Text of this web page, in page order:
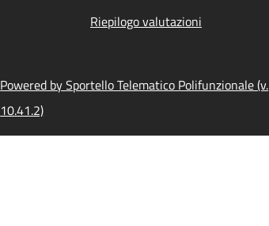
Riepilogo valutazioni
Powered by Sportello Telematico Polifunzionale (v.
10.41.2)